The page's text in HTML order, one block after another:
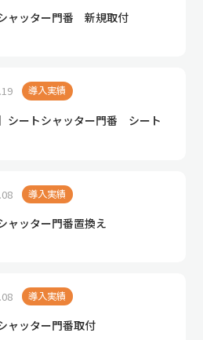
ャッター門番 新規取付
導入実績
】シートシャッター門番 シート
導入実績
ャッター門番置換え
導入実績
ャッター門番取付